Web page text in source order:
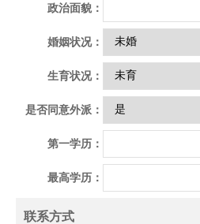
政治面貌：
婚姻状况：
生育状况：
是否同意外派：
第一学历：
最高学历：
联系方式